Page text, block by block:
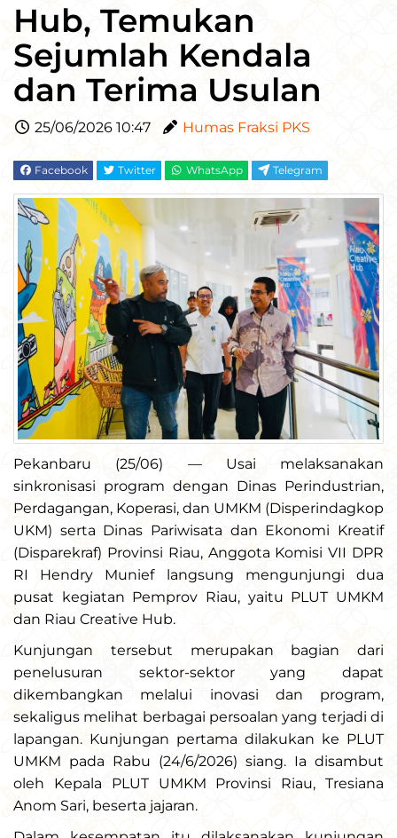
Hub, Temukan
Sejumlah Kendala
dan Terima Usulan
25/06/2026 10:47 Humas Fraksi PKS
Facebook Twitter WhatsApp Telegram
Pekanbaru (25/06) — Usai melaksanakan
sinkronisasi program dengan Dinas Perindustrian,
Perdagangan, Koperasi, dan UMKM (Disperindagkop
UKM) serta Dinas Pariwisata dan Ekonomi Kreatif
(Disparekraf) Provinsi Riau, Anggota Komisi VII DPR
RI Hendry Munief langsung mengunjungi dua
pusat kegiatan Pemprov Riau, yaitu PLUT UMKM
dan Riau Creative Hub.
Kunjungan tersebut merupakan bagian dari
penelusuran sektor-sektor yang dapat
dikembangkan melalui inovasi dan program,
sekaligus melihat berbagai persoalan yang terjadi di
lapangan. Kunjungan pertama dilakukan ke PLUT
UMKM pada Rabu (24/6/2026) siang. Ia disambut
oleh Kepala PLUT UMKM Provinsi Riau, Tresiana
Anom Sari, beserta jajaran.